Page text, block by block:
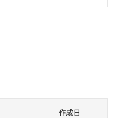
作成日